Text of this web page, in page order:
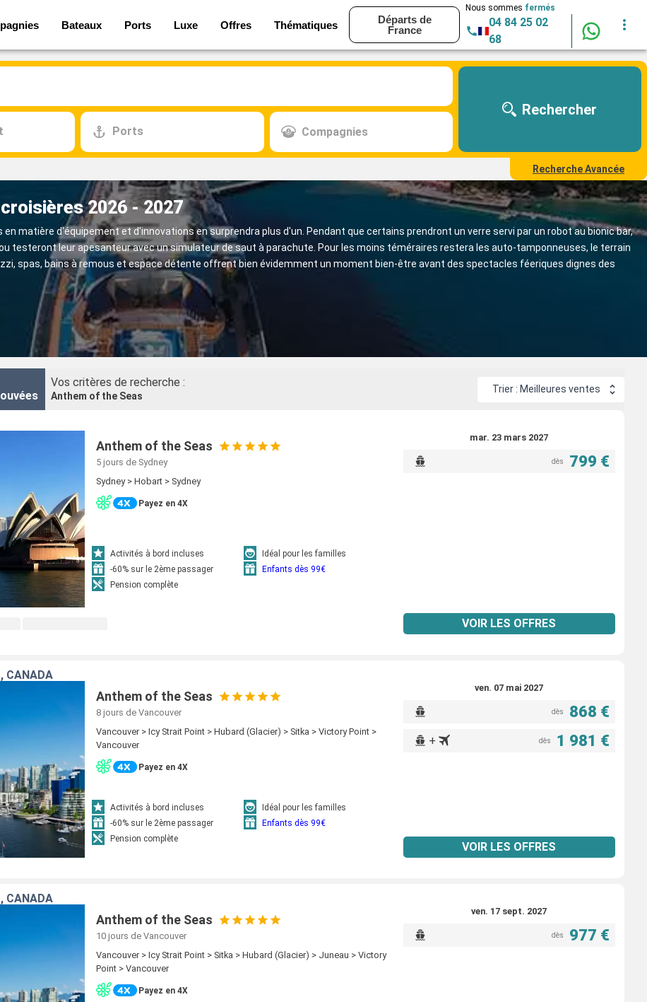
Bateaux Ports Luxe Offres Thématiques
Départs de
France
Nous sommes fermés
04 84 25 02
68
Ports Compagnies
Rechercher
Recherche Avancée
2026 - 2027
matière d'équipement et d'innovations en surprendra plus d'un. Pendant que certains prendront un verre servi par un robot au bionic bar,
testeront leur apesanteur avec un simulateur de saut à parachute. Pour les moins téméraires restera les auto-tamponneuses, le terrain
spas, bains à remous et espace détente offrent bien évidemment un moment bien-être avant des spectacles féeriques dignes des
Vos critères de recherche :
Anthem of the Seas
Trier : Meilleures ventes
Anthem of the Seas
5 jours de Sydney
Sydney > Hobart > Sydney
Payez en 4X
Activités à bord incluses
Idéal pour les familles
-60% sur le 2ème passager
Enfants dès 99€
Pension complète
mar. 23 mars 2027
dès 799 €
VOIR LES OFFRES
CANADA
Anthem of the Seas
8 jours de Vancouver
Vancouver > Icy Strait Point > Hubard (Glacier) > Sitka > Victory Point >
Vancouver
Payez en 4X
Activités à bord incluses
Idéal pour les familles
-60% sur le 2ème passager
Enfants dès 99€
Pension complète
ven. 07 mai 2027
dès 868 €
+ dès 1 981 €
VOIR LES OFFRES
CANADA
Anthem of the Seas
10 jours de Vancouver
Vancouver > Icy Strait Point > Sitka > Hubard (Glacier) > Juneau > Victory
Point > Vancouver
Payez en 4X
ven. 17 sept. 2027
dès 977 €